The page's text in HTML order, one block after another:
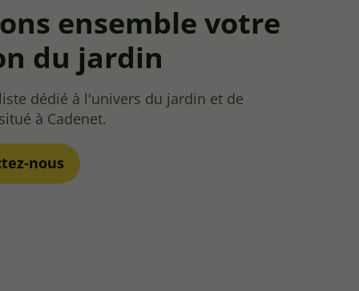
ensemble votre
du jardin
dédié à l'univers du jardin et de
à Cadenet.
nous